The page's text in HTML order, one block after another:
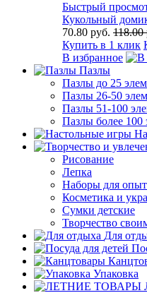
Быстрый
Кукольный
70.80 руб.
Купить в 1 клик
В избранное
Пазлы
Пазлы до 25
Пазлы 26-50
Пазлы 51-100
Пазлы более 100
Рисование
Лепка
Наборы для
Косметика и
Сумки детские
Творчество
Для
Упаковка